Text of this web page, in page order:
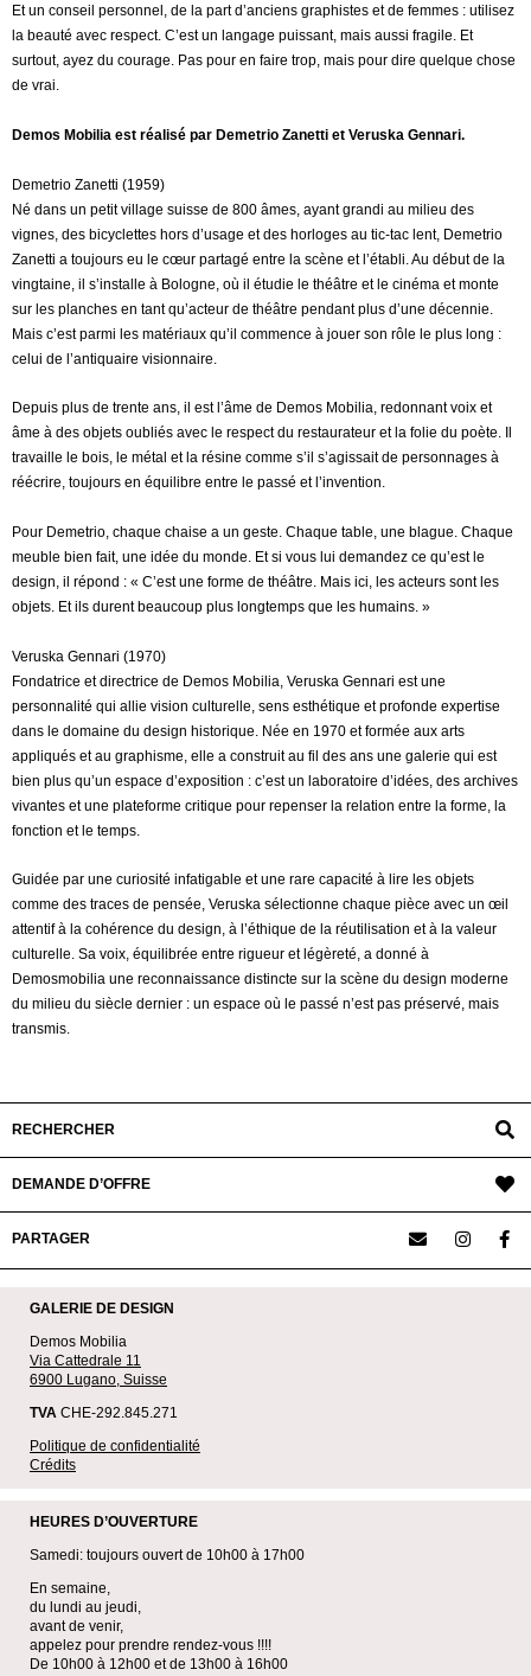
Et un conseil personnel, de la part d’anciens graphistes et de femmes : utilisez
la beauté avec respect. C’est un langage puissant, mais aussi fragile. Et
surtout, ayez du courage. Pas pour en faire trop, mais pour dire quelque chose
de vrai.
Demos Mobilia est réalisé par Demetrio Zanetti et Veruska Gennari.
Demetrio Zanetti (1959)
Né dans un petit village suisse de 800 âmes, ayant grandi au milieu des
vignes, des bicyclettes hors d’usage et des horloges au tic-tac lent, Demetrio
Zanetti a toujours eu le cœur partagé entre la scène et l’établi. Au début de la
vingtaine, il s’installe à Bologne, où il étudie le théâtre et le cinéma et monte
sur les planches en tant qu’acteur de théâtre pendant plus d’une décennie.
Mais c’est parmi les matériaux qu’il commence à jouer son rôle le plus long :
celui de l’antiquaire visionnaire.
Depuis plus de trente ans, il est l’âme de Demos Mobilia, redonnant voix et
âme à des objets oubliés avec le respect du restaurateur et la folie du poète. Il
travaille le bois, le métal et la résine comme s’il s’agissait de personnages à
réécrire, toujours en équilibre entre le passé et l’invention.
Pour Demetrio, chaque chaise a un geste. Chaque table, une blague. Chaque
meuble bien fait, une idée du monde. Et si vous lui demandez ce qu’est le
design, il répond : « C’est une forme de théâtre. Mais ici, les acteurs sont les
objets. Et ils durent beaucoup plus longtemps que les humains. »
Veruska Gennari (1970)
Fondatrice et directrice de Demos Mobilia, Veruska Gennari est une
personnalité qui allie vision culturelle, sens esthétique et profonde expertise
dans le domaine du design historique. Née en 1970 et formée aux arts
appliqués et au graphisme, elle a construit au fil des ans une galerie qui est
bien plus qu’un espace d’exposition : c’est un laboratoire d’idées, des archives
vivantes et une plateforme critique pour repenser la relation entre la forme, la
fonction et le temps.
Guidée par une curiosité infatigable et une rare capacité à lire les objets
comme des traces de pensée, Veruska sélectionne chaque pièce avec un œil
attentif à la cohérence du design, à l’éthique de la réutilisation et à la valeur
culturelle. Sa voix, équilibrée entre rigueur et légèreté, a donné à
Demosmobilia une reconnaissance distincte sur la scène du design moderne
du milieu du siècle dernier : un espace où le passé n’est pas préservé, mais
transmis.
07-
31
RECHERCHER
DEMANDE D’OFFRE
PARTAGER
GALERIE DE DESIGN
Demos Mobilia
Via Cattedrale 11
6900 Lugano, Suisse
TVA CHE-292.845.271
Politique de confidentialité
Crédits
HEURES D’OUVERTURE
Samedi: toujours ouvert de 10h00 à 17h00
En semaine,
du lundi au jeudi,
avant de venir,
appelez pour prendre rendez-vous !!!!
De 10h00 à 12h00 et de 13h00 à 16h00